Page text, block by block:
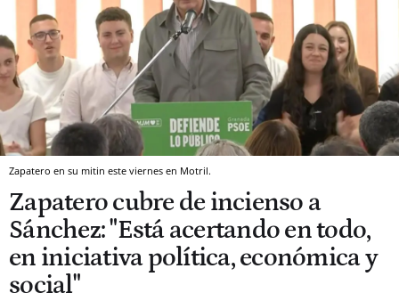
Zapatero en su mitin este viernes en Motril.
Zapatero cubre de incienso a
Sánchez: "Está acertando en todo,
en iniciativa política, económica y
social"